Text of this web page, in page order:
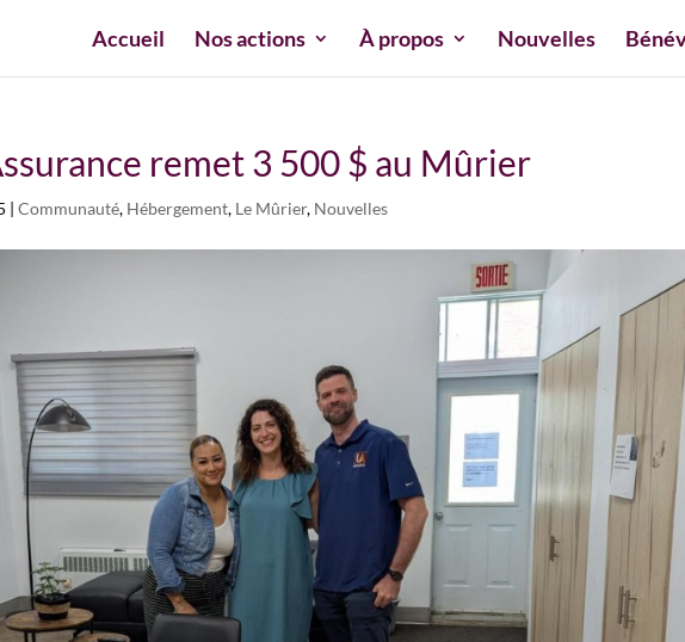
Accueil Nos actions À propos Nouvelles
remet 3 500 $ au Mûrier
|Communauté, Hébergement, Le Mûrier, Nouvelles